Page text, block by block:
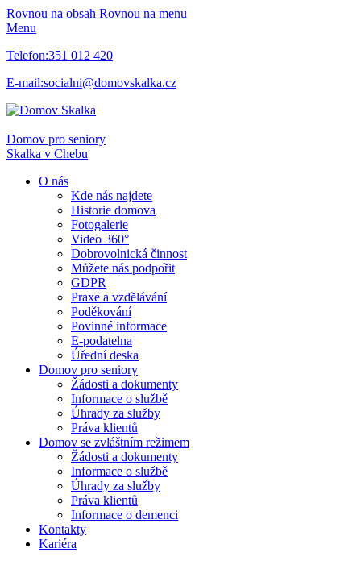
Rovnou na obsah Rovnou na menu
Menu
Telefon:351 012 420
E-mail:socialni@domovskalka.cz
Domov pro seniory
Skalka v Chebu
O nás
Kde nás najdete
Historie domova
Fotogalerie
Video 360°
Dobrovolnická činnost
Můžete nás podpořit
GDPR
Praxe a vzdělávání
Poděkování
Povinné informace
E-podatelna
Úřední deska
Domov pro seniory
Žádosti a dokumenty
Informace o službě
Úhrady za služby
Práva klientů
Domov se zvláštním režimem
Žádosti a dokumenty
Informace o službě
Úhrady za služby
Práva klientů
Informace o demenci
Kontakty
Kariéra